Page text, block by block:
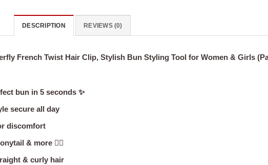
DESCRIPTION REVIEWS (0)
French Twist Hair Clip, Stylish Bun Styling Tool for Women & Girls
bun in 5 seconds ✨
secure all day
discomfort
& more 💁‍♀️
& curly hair